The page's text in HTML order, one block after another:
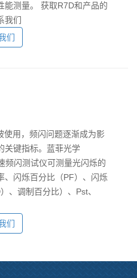
能测量。 获取R7D和产品的
我们
们
使用，频闪问题逐渐成为影
关键指标。蓝菲光学
频闪测试仪可测量光闪烁的
、闪烁百分比（PF）、闪烁
、调制百分比）、Pst、
们